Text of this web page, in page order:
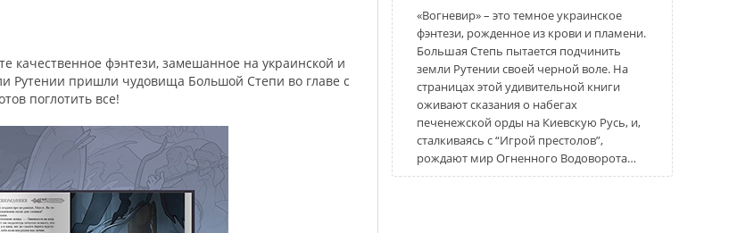
«Вогневир» – это темное украинское
фэнтези, рожденное из крови и пламени.
Большая Степь пытается подчинить
земли Рутении своей черной воле. На
страницах этой удивительной книги
оживают сказания о набегах
печенежской орды на Киевскую Русь, и,
сталкиваясь с “Игрой престолов”,
рождают мир Огненного Водоворота…
качественное фэнтези, замешанное на украинской и
Рутении пришли чудовища Большой Степи во главе с
поглотить все!